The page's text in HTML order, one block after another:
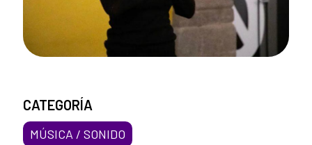
CATEGORÍA
MÚSICA / SONIDO